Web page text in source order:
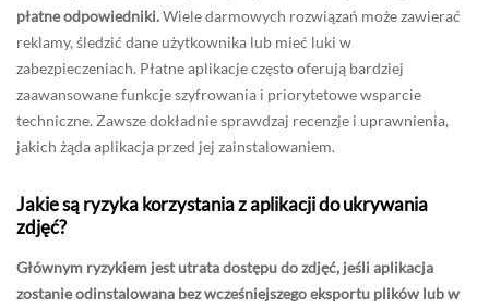
płatne odpowiedniki.Wiele darmowych rozwiązań może zawierać
reklamy, śledzić dane użytkownika lub mieć luki w
zabezpieczeniach. Płatne aplikacje często oferują bardziej
zaawansowane funkcje szyfrowania i priorytetowe wsparcie
techniczne. Zawsze dokładnie sprawdzaj recenzje i uprawnienia,
jakich żąda aplikacja przed jej zainstalowaniem.
Jakie są ryzyka korzystania z aplikacji do ukrywania
zdjęć?
Głównym ryzykiem jest utrata dostępu do zdjęć, jeśli aplikacja
zostanie odinstalowana bez wcześniejszego eksportu plików lub w